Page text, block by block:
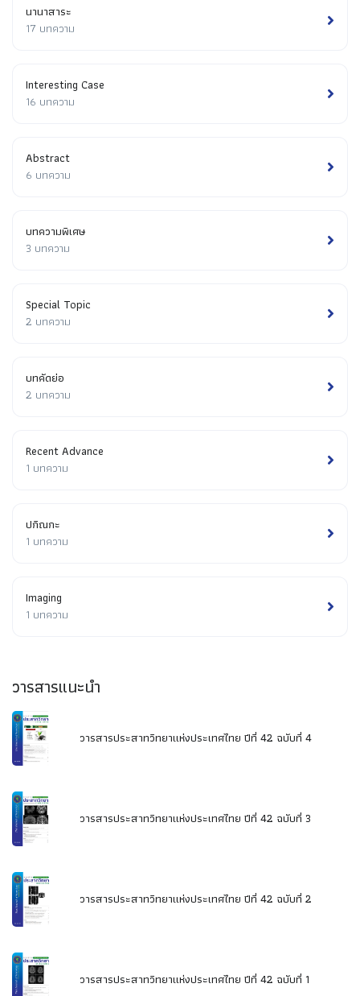
นานาสาระ
17 บทความ
Interesting Case
16 บทความ
Abstract
6 บทความ
บทความพิเศษ
3 บทความ
Special Topic
2 บทความ
บทคัดย่อ
2 บทความ
Recent Advance
1 บทความ
ปกิณกะ
1 บทความ
Imaging
1 บทความ
วารสารแนะนำ
วารสารประสาทวิทยาแห่งประเทศไทย ปีที่ 42 ฉบับที่ 4
วารสารประสาทวิทยาแห่งประเทศไทย ปีที่ 42 ฉบับที่ 3
วารสารประสาทวิทยาแห่งประเทศไทย ปีที่ 42 ฉบับที่ 2
วารสารประสาทวิทยาแห่งประเทศไทย ปีที่ 42 ฉบับที่ 1